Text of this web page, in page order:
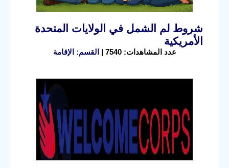
شروط لم الشمل في الولايات المتحدة
الأمريكية
عدد المشاهدات: 7540 | القسم: الإقامة